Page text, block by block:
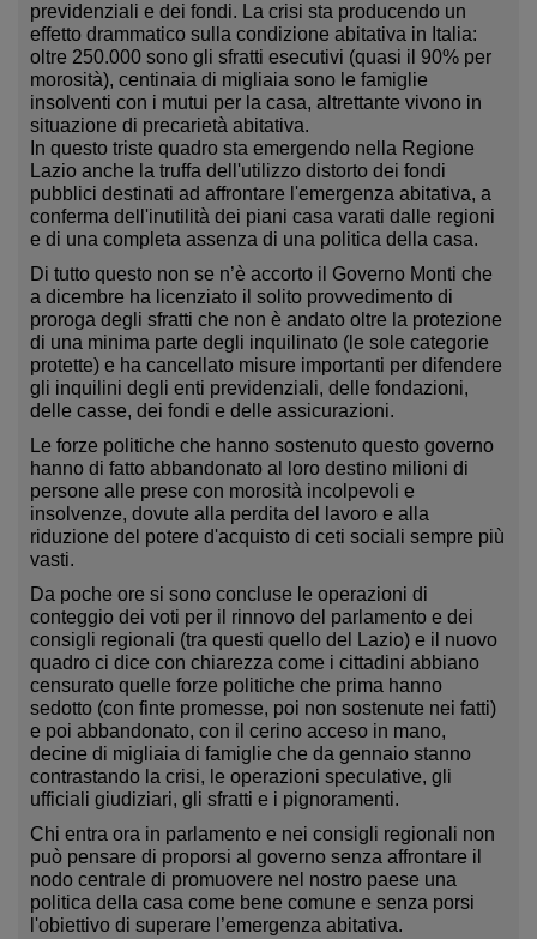
previdenziali e dei fondi. La crisi sta producendo un
effetto drammatico sulla condizione abitativa in Italia:
oltre 250.000 sono gli sfratti esecutivi (quasi il 90% per
morosità), centinaia di migliaia sono le famiglie
insolventi con i mutui per la casa, altrettante vivono in
situazione di precarietà abitativa.
In questo triste quadro sta emergendo nella Regione
Lazio anche la truffa dell'utilizzo distorto dei fondi
pubblici destinati ad affrontare l'emergenza abitativa, a
conferma dell'inutilità dei piani casa varati dalle regioni
e di una completa assenza di una politica della casa.
Di tutto questo non se n’è accorto il Governo Monti che
a dicembre ha licenziato il solito provvedimento di
proroga degli sfratti che non è andato oltre la protezione
di una minima parte degli inquilinato (le sole categorie
protette) e ha cancellato misure importanti per difendere
gli inquilini degli enti previdenziali, delle fondazioni,
delle casse, dei fondi e delle assicurazioni.
Le forze politiche che hanno sostenuto questo governo
hanno di fatto abbandonato al loro destino milioni di
persone alle prese con morosità incolpevoli e
insolvenze, dovute alla perdita del lavoro e alla
riduzione del potere d'acquisto di ceti sociali sempre più
vasti.
Da poche ore si sono concluse le operazioni di
conteggio dei voti per il rinnovo del parlamento e dei
consigli regionali (tra questi quello del Lazio) e il nuovo
quadro ci dice con chiarezza come i cittadini abbiano
censurato quelle forze politiche che prima hanno
sedotto (con finte promesse, poi non sostenute nei fatti)
e poi abbandonato, con il cerino acceso in mano,
decine di migliaia di famiglie che da gennaio stanno
contrastando la crisi, le operazioni speculative, gli
ufficiali giudiziari, gli sfratti e i pignoramenti.
Chi entra ora in parlamento e nei consigli regionali non
può pensare di proporsi al governo senza affrontare il
nodo centrale di promuovere nel nostro paese una
politica della casa come bene comune e senza porsi
l'obiettivo di superare l’emergenza abitativa.